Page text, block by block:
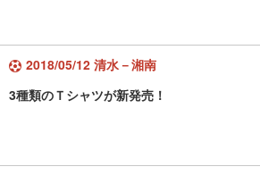
2018/05/12 清水－湘南
3種類のＴシャツが新発売！